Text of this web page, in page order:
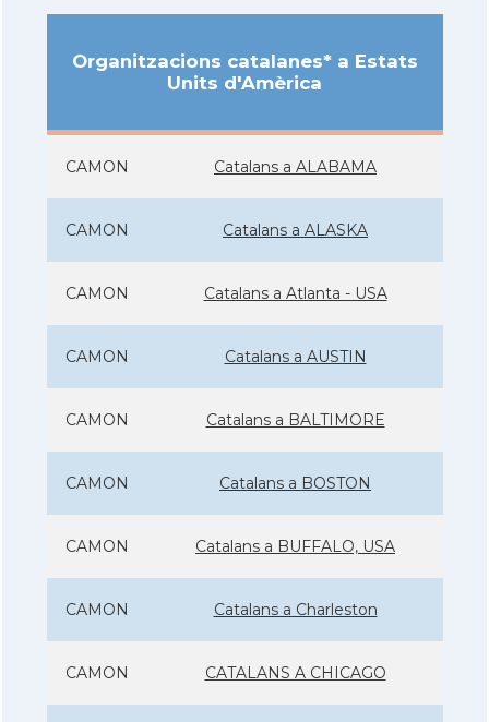
Organitzacions catalanes* a Estats
Units d'Amèrica
CAMON Catalans a ALABAMA
CAMON Catalans a ALASKA
CAMON Catalans a Atlanta - USA
CAMON Catalans a AUSTIN
CAMON Catalans a BALTIMORE
CAMON Catalans a BOSTON
CAMON Catalans a BUFFALO, USA
CAMON Catalans a Charleston
CAMON CATALANS A CHICAGO